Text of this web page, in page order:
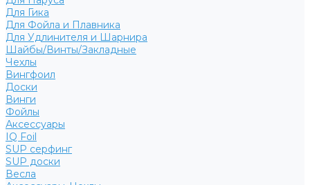
Для Гика
Для Фойла и Плавника
Для Удлинителя и Шарнира
Шайбы/Винты/Закладные
Чехлы
Вингфоил
Доски
Винги
Фойлы
Аксессуары
IQ Foil
SUP серфинг
SUP доски
Весла